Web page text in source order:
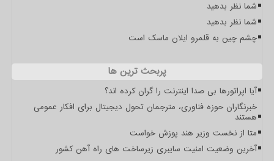
شما نظر بدهید
شما نظر بدهید
چشم چین به قلمرو ایلان ماسک است
پربحث ترین ها
آیا اپراتورها بی صدا اینترنت را گران کرده اند؟
خبرنگاران حوزه فناوری، مترجمان تحول دیجیتال برای افکار عمومی
هستند
متا از نخست وزیر هند پوزش خواست
آخرین وضعیت امنیت سایبری زیرساخت های راه آهن کشور